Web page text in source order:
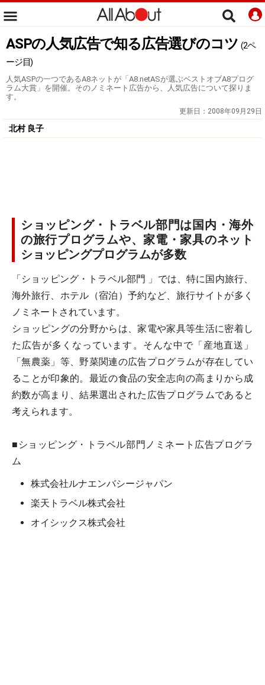
ASPの人気広告で知る広告選びのコツ (2ペ
ージ目)
人気ASPの一つであるA8ネットが「A8.netASが選ぶベストオブA8プログ
ラム大賞」を開催。そのノミネート広告から、人気広告について探りま
す。
更新日： 2008年09月29日
北村 良子
ショッピング・トラベル部門は国内・海外
の旅行プログラムや、家電・家具のネット
ショッピングプログラムが多数
「ショッピング・トラベル部門 」では、特に国内旅行、
海外旅行、ホテル（宿泊）予約など、旅行サイトが多く
ノミネートされています。
ショッピングの分野からは、家電や家具等生活に密着し
た広告が多くなっています。そんな中で「産地直送」
「無農薬」等、野菜関連の広告プログラムが存在してい
ることが印象的。最近の食品の安全志向の高まりから成
約数が高まり、結果選出された広告プログラムであると
考えられます。
■ショッピング・トラベル部門ノミネート広告プログラ
ム
株式会社ルナエンバシージャパン
楽天トラベル株式会社
オイシックス株式会社